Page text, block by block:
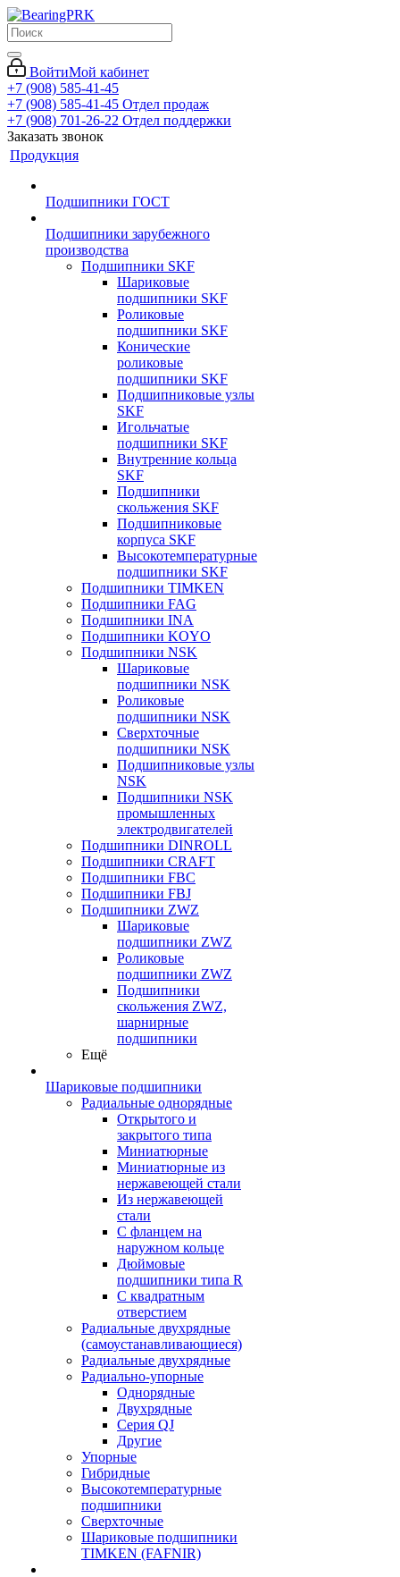
ВойтиМой кабинет
+7 (908) 585-41-45
+7 (908) 585-41-45 Отдел продаж
+7 (908) 701-26-22 Отдел поддержки
Заказать звонок
Продукция
Подшипники ГОСТ
Подшипники зарубежного
производства
Подшипники SKF
Шариковые
подшипники SKF
Роликовые
подшипники SKF
Конические
роликовые
подшипники SKF
Подшипниковые узлы
SKF
Игольчатые
подшипники SKF
Внутренние кольца
SKF
Подшипники
скольжения SKF
Подшипниковые
корпуса SKF
Высокотемпературные
подшипники SKF
Подшипники TIMKEN
Подшипники FAG
Подшипники INA
Подшипники KOYO
Подшипники NSK
Шариковые
подшипники NSK
Роликовые
подшипники NSK
Сверхточные
подшипники NSK
Подшипниковые узлы
NSK
Подшипники NSK
промышленных
электродвигателей
Подшипники DINROLL
Подшипники CRAFT
Подшипники FBC
Подшипники FBJ
Подшипники ZWZ
Шариковые
подшипники ZWZ
Роликовые
подшипники ZWZ
Подшипники
скольжения ZWZ,
шарнирные
подшипники
Ещё
Шариковые подшипники
Радиальные однорядные
Открытого и
закрытого типа
Миниатюрные
Миниатюрные из
нержавеющей стали
Из нержавеющей
стали
С фланцем на
наружном кольце
Дюймовые
подшипники типа R
С квадратным
отверстием
Радиальные двухрядные
(самоустанавливающиеся)
Радиальные двухрядные
Радиально-упорные
Однорядные
Двухрядные
Серия QJ
Другие
Упорные
Гибридные
Высокотемпературные
подшипники
Сверхточные
Шариковые подшипники
TIMKEN (FAFNIR)